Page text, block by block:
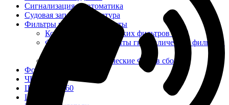
Сигнализация и автоматика
Судовая запорная арматура
Фильтры и фильтроэлементы
Корпусы гидравлических фильтров ФГС
Фильтрующие элементы гидравлических фильтров
Фильтры гидравлические ФГС в сборе
Фонари
ЧН 25/34
Шкода 6S-160
Шкода-275